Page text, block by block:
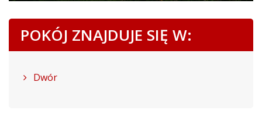
POKÓJ ZNAJDUJE SIĘ W:
Dwór